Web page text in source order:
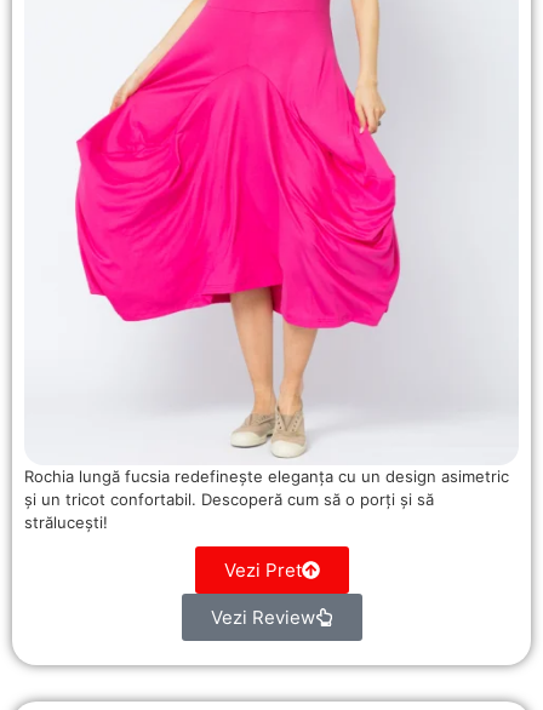
Rochia lungă fucsia redefinește eleganța cu un design asimetric
și un tricot confortabil. Descoperă cum să o porți și să
strălucești!
Vezi Pret
Vezi Review